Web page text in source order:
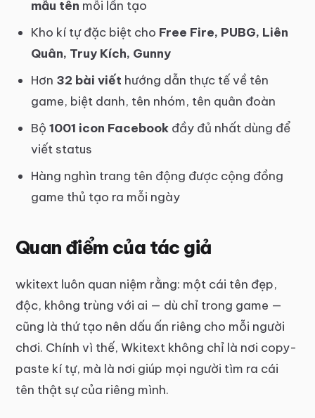
mẫu tên mỗi lần tạo
Kho kí tự đặc biệt cho Free Fire, PUBG, Liên
Quân, Truy Kích, Gunny
Hơn 32 bài viết hướng dẫn thực tế về tên
game, biệt danh, tên nhóm, tên quân đoàn
Bộ 1001 icon Facebook đầy đủ nhất dùng để
viết status
Hàng nghìn trang tên động được cộng đồng
game thủ tạo ra mỗi ngày
Quan điểm của tác giả
wkitext luôn quan niệm rằng: một cái tên đẹp,
độc, không trùng với ai — dù chỉ trong game —
cũng là thứ tạo nên dấu ấn riêng cho mỗi người
chơi. Chính vì thế, Wkitext không chỉ là nơi copy-
paste kí tự, mà là nơi giúp mọi người tìm ra cái
tên thật sự của riêng mình.